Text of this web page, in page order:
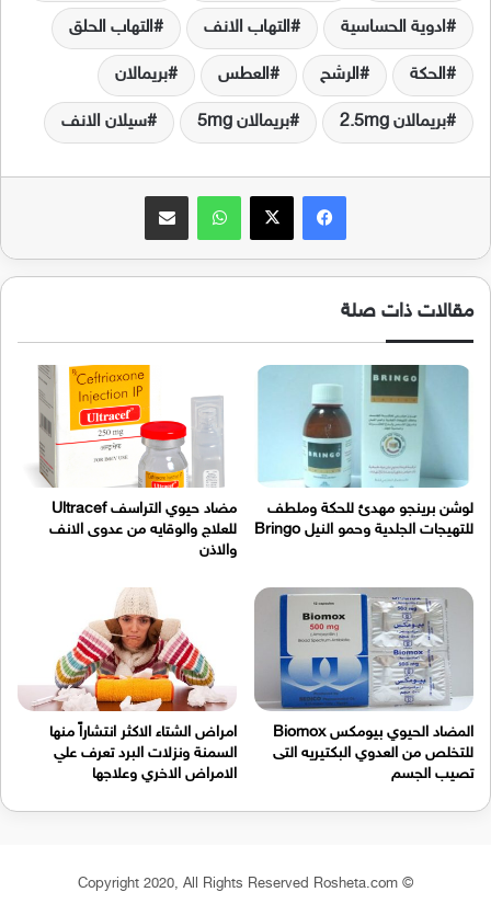
ادوية الحساسية التهاب الانف التهاب الحلق
الحكة الرشح العطس بريمالان
بريمالان 2.5mg بريمالان 5mg سيلان الانف
فيسبوك واتساب
مقالات ذات صلة
لوشن برينجو مهدئ للحكة وملطف
للتهيجات الجلدية وحمو النيل Bringo
مضاد حيوي التراسف Ultracef
للعلاج والوقايه من عدوى الانف
والاذن
المضاد الحيوي بيومكس Biomox
للتخلص من العدوي البكتيريه التى
تصيب الجسم
امراض الشتاء الاكثر انتشاراً منها
السمنة ونزلات البرد تعرف علي
الامراض الاخري وعلاجها
© Copyright 2020, All Rights Reserved Rosheta.com